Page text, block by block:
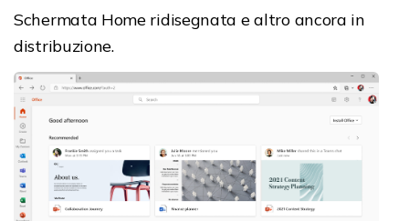
Schermata Home ridisegnata e altro ancora in
distribuzione.